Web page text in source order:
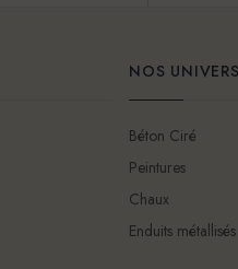
NOS
Béton Ciré
Peintures
Chaux
Enduits métallisés